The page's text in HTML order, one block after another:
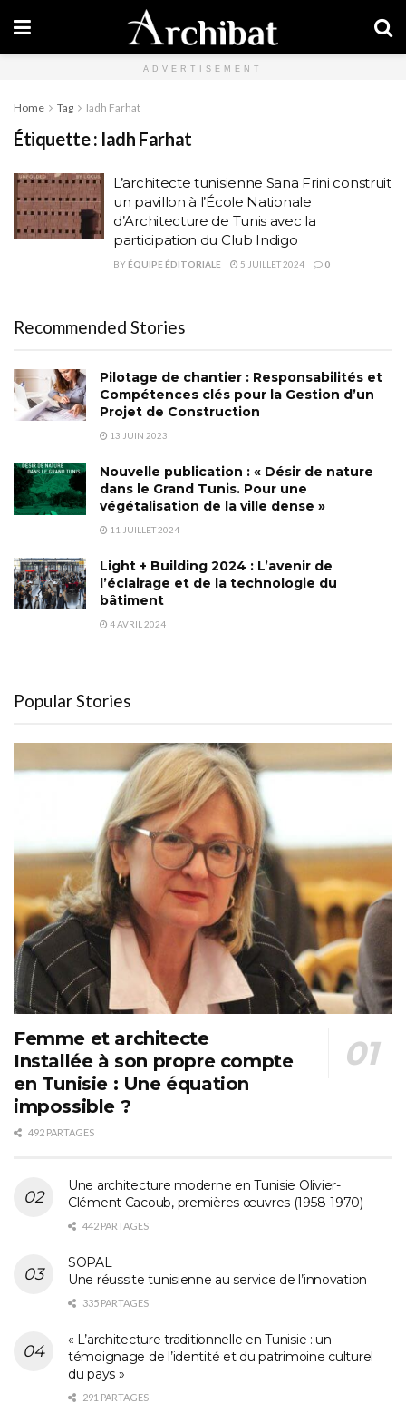
ADVERTISEMENT
Home Tag Iadh Farhat
Étiquette : Iadh Farhat
L’architecte tunisienne Sana Frini construit
un pavillon à l’École Nationale
d’Architecture de Tunis avec la
participation du Club Indigo
BY ÉQUIPE ÉDITORIALE 5 JUILLET 2024 0
Recommended Stories
Pilotage de chantier : Responsabilités et
Compétences clés pour la Gestion d’un
Projet de Construction
13 JUIN 2023
Nouvelle publication : « Désir de nature
dans le Grand Tunis. Pour une
végétalisation de la ville dense »
11 JUILLET 2024
Light + Building 2024 : L’avenir de
l’éclairage et de la technologie du
bâtiment
4 AVRIL 2024
Popular Stories
Femme et architecte
Installée à son propre compte
en Tunisie : Une équation
impossible ?
492 PARTAGES
Une architecture moderne en Tunisie Olivier-
Clément Cacoub, premières œuvres (1958-1970)
442 PARTAGES
SOPAL
Une réussite tunisienne au service de l’innovation
335 PARTAGES
« L’architecture traditionnelle en Tunisie : un
témoignage de l’identité et du patrimoine culturel
du pays »
291 PARTAGES